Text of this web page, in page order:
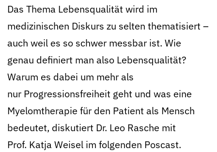
Das Thema Lebensqualität wird im
medizinischen Diskurs zu selten thematisiert –
auch weil es so schwer messbar ist. Wie
genau definiert man also Lebensqualität?
Warum es dabei um mehr als
nur Progressionsfreiheit geht und was eine
Myelomtherapie für den Patient als Mensch
bedeutet, diskutiert Dr. Leo Rasche mit
Prof. Katja Weisel im folgenden Poscast.